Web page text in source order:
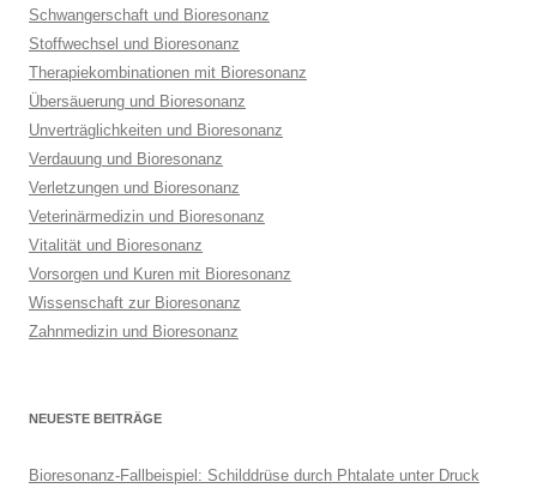
Schwangerschaft und Bioresonanz
Stoffwechsel und Bioresonanz
Therapiekombinationen mit Bioresonanz
Übersäuerung und Bioresonanz
Unverträglichkeiten und Bioresonanz
Verdauung und Bioresonanz
Verletzungen und Bioresonanz
Veterinärmedizin und Bioresonanz
Vitalität und Bioresonanz
Vorsorgen und Kuren mit Bioresonanz
Wissenschaft zur Bioresonanz
Zahnmedizin und Bioresonanz
NEUESTE BEITRÄGE
Bioresonanz-Fallbeispiel: Schilddrüse durch Phtalate unter Druck